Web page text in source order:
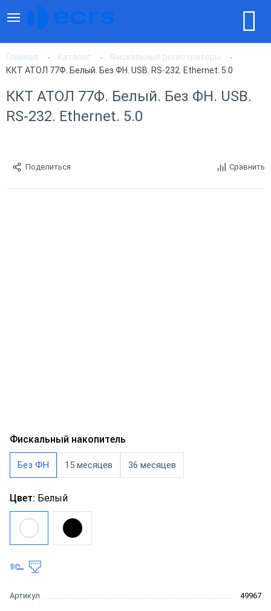
Главная Каталог
Фискальные регистраторы
ККТ АТОЛ 77Ф. Белый. Без ФН. USB. RS-232. Ethernet. 5.0
ККТ АТОЛ 77Ф. Белый. Без ФН. USB.
RS-232. Ethernet. 5.0
Поделиться Сравнить
Фискальный накопитель
Без ФН 15 месяцев 36 месяцев
Цвет: Белый
Артикул 49967